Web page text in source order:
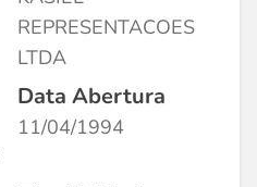
REPRESENTACOES
LTDA
Data Abertura
11/04/1994